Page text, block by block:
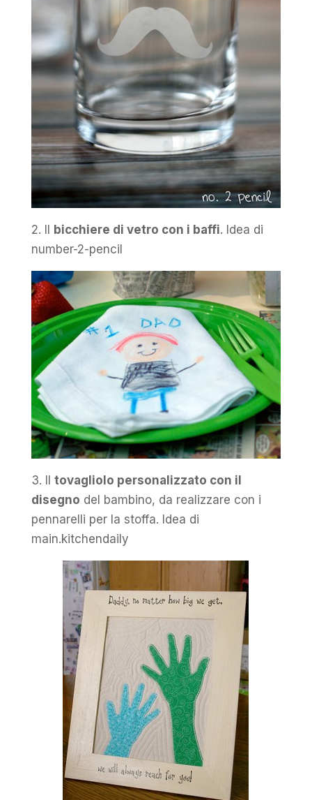
2. Il bicchiere di vetro con i baffi. Idea di
number-2-pencil
3. Il tovagliolo personalizzato con il
disegno del bambino, da realizzare con i
pennarelli per la stoffa. Idea di
main.kitchendaily